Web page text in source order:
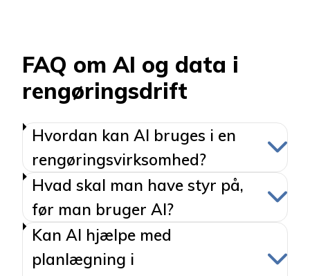
FAQ om AI og data i
rengøringsdrift
Hvordan kan AI bruges i en
rengøringsvirksomhed?
Hvad skal man have styr på,
før man bruger AI?
Kan AI hjælpe med
planlægning i